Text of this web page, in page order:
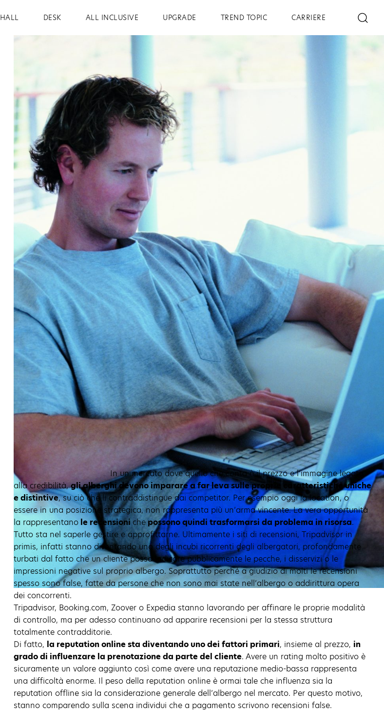
HALL DESK ALL INCLUSIVE UPGRADE TREND TOPIC CARRIERE
In un mercato dove quello che conta è il prezzo e l’immagine legata
alla credibilità,gli alberghi devono imparare a far leva sulle proprie caratteristiche uniche
e distintive, su ciò che li contraddistingue dai competitor. Per esempio oggi la location, o
essere in una posizione strategica, non rappresenta più un’arma vincente. La vera opportunità
la rappresentano le recensioni chepossono quindi trasformarsi da problema in risorsa.
Tutto sta nel saperle gestire e approfittarne. Ultimamente i siti di recensioni, Tripadvisor in
primis, infatti stanno diventando uno degli incubi ricorrenti degli albergatori, profondamente
turbati dal fatto che un cliente possa indicare pubblicamente le pecche, i disservizi o le
impressioni negative sul proprio albergo. Soprattutto perché a giudizio di molti le recensioni
spesso sono false, fatte da persone che non sono mai state nell’albergo o addirittura opera
dei concorrenti.
Tripadvisor, Booking.com, Zoover o Expedia stanno lavorando per affinare le proprie modalità
di controllo, ma per adesso continuano ad apparire recensioni per la stessa struttura
totalmente contradditorie.
Di fatto, la reputation online sta diventando uno dei fattori primari, insieme al prezzo, in
grado di influenzare la prenotazione da parte del cliente. Avere un rating molto positivo è
sicuramente un valore aggiunto così come avere una reputazione medio-bassa rappresenta
una difficoltà enorme. Il peso della reputation online è ormai tale che influenza sia la
reputation offline sia la considerazione generale dell’albergo nel mercato. Per questo motivo,
stanno comparendo sulla scena individui che a pagamento scrivono recensioni false.